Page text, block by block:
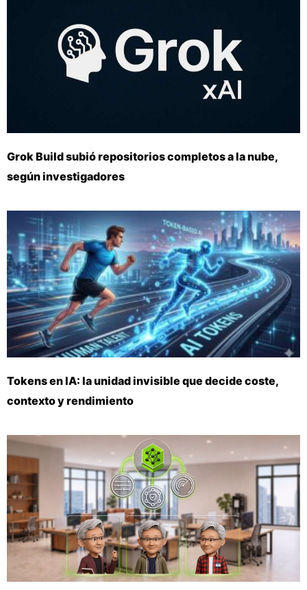
Grok Build subió repositorios completos a la nube,
según investigadores
Tokens en IA: la unidad invisible que decide coste,
contexto y rendimiento